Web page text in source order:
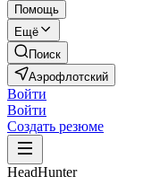
Помощь
Ещё
Поиск
Аэрофлотский
Войти
Войти
Создать резюме
HeadHunter